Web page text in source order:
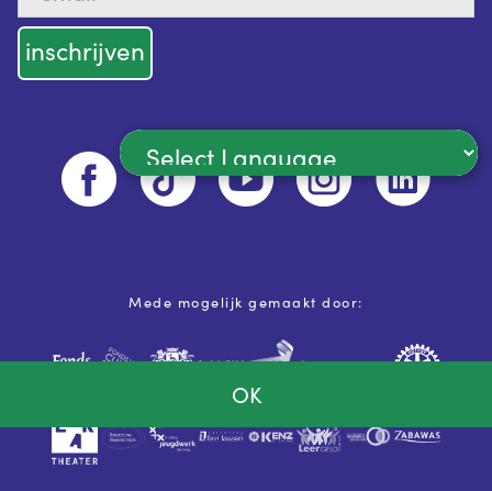
privacy voorwaarden
OK
Powered by
Mede mogelijk gemaakt door: